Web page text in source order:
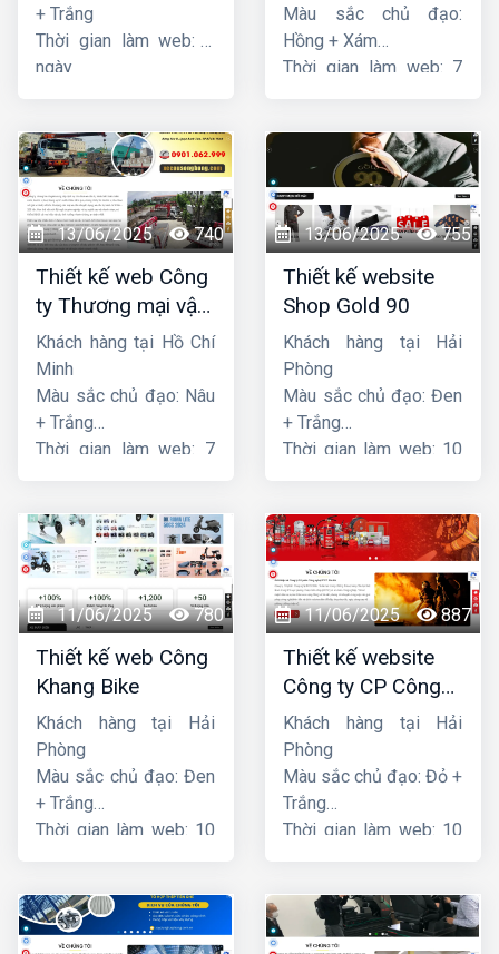
+ Trắng
Thời gian làm web: 7
ngày
Màu sắc chủ đạo:
Hồng + Xám
Thời gian làm web: 7
13/06/2025 740
Thiết kế web Công
ty Thương mại vận
tải Song Bằng
Khách hàng tại Hồ Chí
Minh
Màu sắc chủ đạo: Nâu
+ Trắng
Thời gian làm web: 7
13/06/2025 755
Thiết kế website
Shop Gold 90
Khách hàng tại Hải
Phòng
Màu sắc chủ đạo: Đen
+ Trắng
Thời gian làm web: 10
11/06/2025 780
Thiết kế web Công
Khang Bike
Khách hàng tại Hải
Phòng
Màu sắc chủ đạo: Đen
+ Trắng
Thời gian làm web: 10
11/06/2025 887
Thiết kế website
Công ty CP Công
nghệ PCCC Bắc Hà
Khách hàng tại Hải
Phòng
Màu sắc chủ đạo: Đỏ +
Trắng
Thời gian làm web: 10